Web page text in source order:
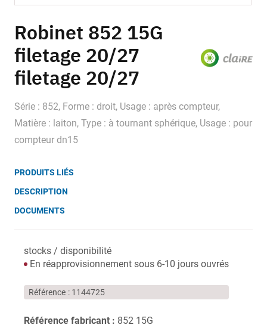
to
the
beginning
of
the
gallery
Robinet 852 15G
filetage 20/27
filetage 20/27
Série : 852, Forme : droit, Usage : après compteur,
Matière : laiton, Type : à tournant sphérique, Usage : pour
compteur dn15
PRODUITS LIÉS
DESCRIPTION
DOCUMENTS
stocks / disponibilité
En réapprovisionnement sous 6-10 jours ouvrés
Référence 1144725
Référence fabricant : 852 15G